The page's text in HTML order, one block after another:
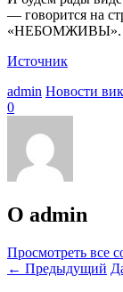
— говорится на
«НЕБОМЖИВЫ».
Источник
admin Новости
0
О admin
Просмотреть все
← Предыдущий